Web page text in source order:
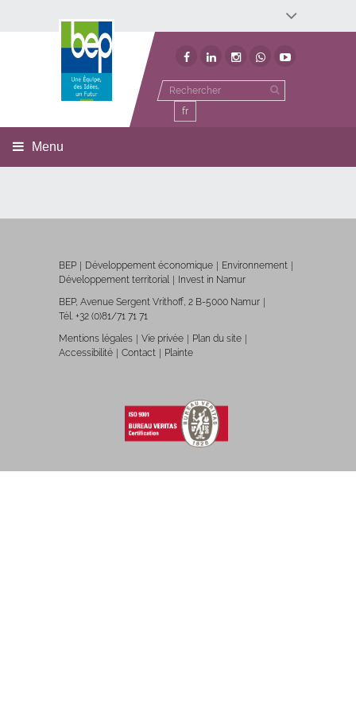
Développement économique
Développement territorial
fr
Menu
BEP Développement économique
Environnement
Développement territorial
Invest in Namur
BEP, Avenue Sergent Vrithoff, 2 B-5000 Namur
Tél. +32 (0)81/71 71 71
Mentions légales
Vie privée
Plan du site
Accessibilité
Contact Plainte